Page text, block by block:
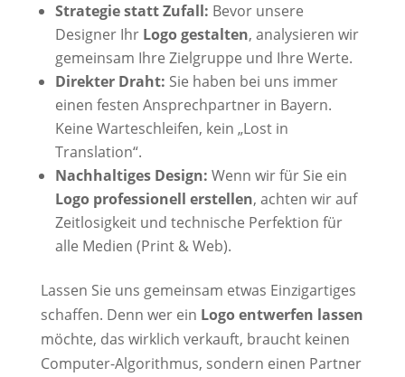
Strategie statt Zufall: Bevor unsere
Designer Ihr Logo gestalten, analysieren wir
gemeinsam Ihre Zielgruppe und Ihre Werte.
Direkter Draht: Sie haben bei uns immer
einen festen Ansprechpartner in Bayern.
Keine Warteschleifen, kein „Lost in
Translation“.
Nachhaltiges Design: Wenn wir für Sie ein
Logo professionell erstellen, achten wir auf
Zeitlosigkeit und technische Perfektion für
alle Medien (Print & Web).
Lassen Sie uns gemeinsam etwas Einzigartiges
schaffen. Denn wer ein Logo entwerfen lassen
möchte, das wirklich verkauft, braucht keinen
Computer-Algorithmus, sondern einen Partner